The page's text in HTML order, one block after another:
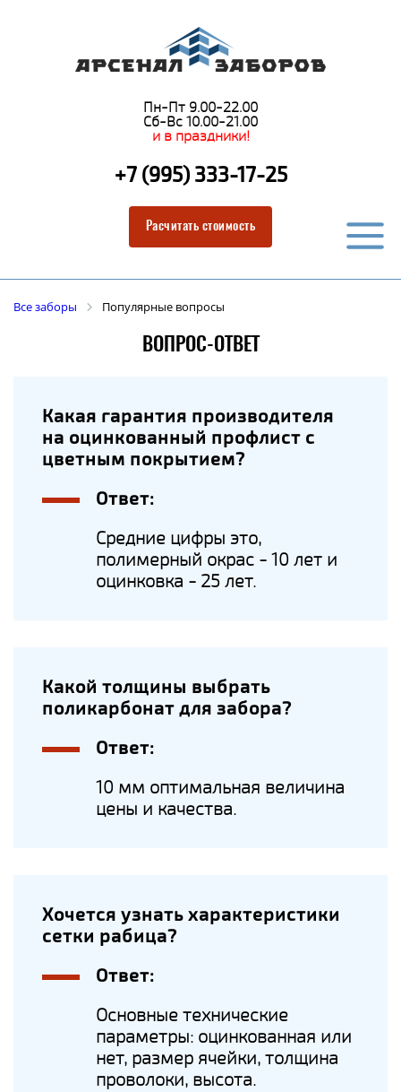
Пн-Пт 9.00-22.00
Сб-Вс 10.00-21.00
и в праздники!
+7 (995) 333-17-25
Расчитать стоимость
Все заборы Популярные вопросы
ВОПРОС-ОТВЕТ
Какая гарантия производителя
на оцинкованный профлист с
цветным покрытием?
Ответ:
Средние цифры это,
полимерный окрас - 10 лет и
оцинковка - 25 лет.
Какой толщины выбрать
поликарбонат для забора?
Ответ:
10 мм оптимальная величина
цены и качества.
Хочется узнать характеристики
сетки рабица?
Ответ:
Основные технические
параметры: оцинкованная или
нет, размер ячейки, толщина
проволоки, высота.